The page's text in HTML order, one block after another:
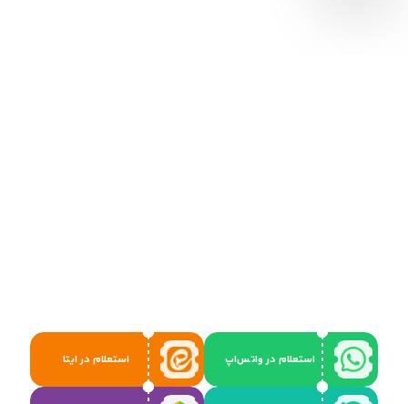
استعلام در واتس‌اپ استعلام در ایتا